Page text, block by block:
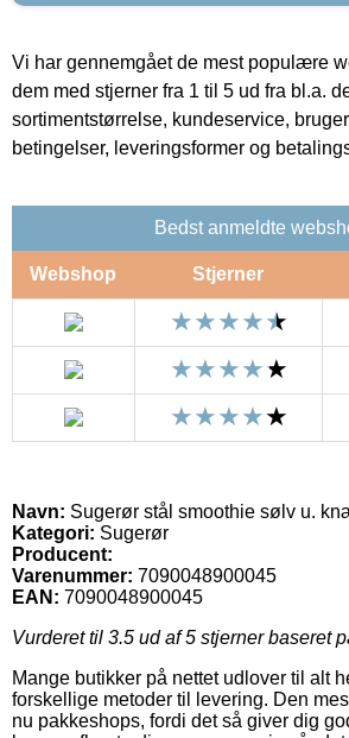
Vi har gennemgået de mest populære
dem med stjerner fra 1 til 5 ud fra bl.a.
sortimentstørrelse, kundeservice,
betingelser, leveringsformer og
Bedst anmeldte
Webshop Stjerner
Navn: Sugerør stål smoothie sølv u.
Kategori: Sugerør
Producent:
Varenummer: 7090048900045
EAN: 7090048900045
Vurderet til 3.5 ud af 5 stjerner baseret
Mange butikker på nettet udlover til alt
forskellige metoder til levering. Den
nu pakkeshops, fordi det så giver dig